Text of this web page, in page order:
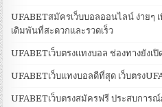
UFABETสมัครเว็บบอลออนไลน์ ง่ายๆ
เดิมพันที่สะดวกและรวดเร็ว
UFABETเว็บตรงแทงบอล ช่องทางยังเ
UFABETเว็บแทงบอลดีที่สุด เว็บตรง
UFABETเว็บตรงสมัครฟรี ประสบกา